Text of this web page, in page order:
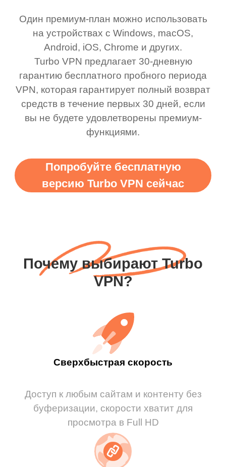
Один премиум-план можно использовать
на устройствах с Windows, macOS,
Android, iOS, Chrome и других.
Turbo VPN предлагает 30-дневную
гарантию бесплатного пробного периода
VPN, которая гарантирует полный возврат
средств в течение первых 30 дней, если
вы не будете удовлетворены премиум-
функциями.
Попробуйте бесплатную
версию Turbo VPN сейчас
Почему выбирают Turbo
VPN?
Сверхбыстрая скорость
Доступ к любым сайтам и контенту без
буферизации, скорости хватит для
просмотра в Full HD